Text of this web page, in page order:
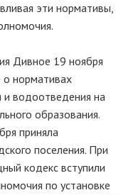
эти нормативы,
Дивное 19 ноября
о нормативах
и водоотведения на
образования.
приняла
поселения. При
кодекс вступили
по установке